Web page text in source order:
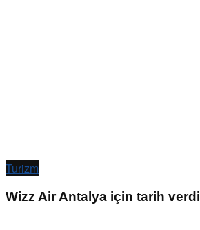
Turizm
Wizz Air Antalya için tarih verdi